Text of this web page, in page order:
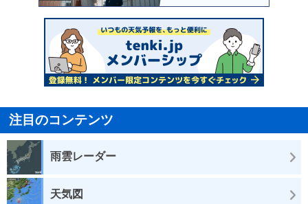
注目のコンテンツ
雨雲レーダー
天気図